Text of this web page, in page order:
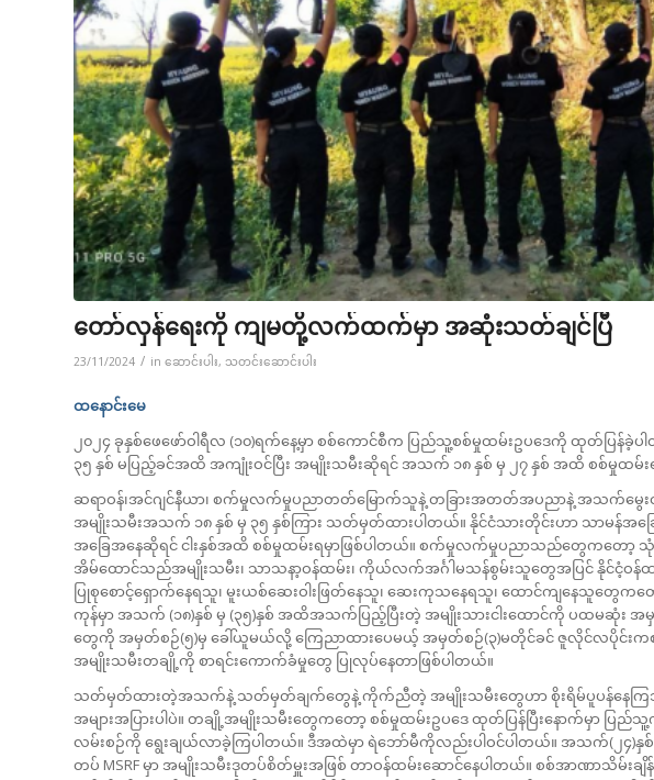
တော်လှန်ရေးကို ကျမတို့လက်ထက်မှာ အဆုံးသတ်ချင်ပြီ
23/11/2024 / in ဆောင်းပါး, သတင်းဆောင်းပါး
ထနောင်းမေ
၂၀၂၄ ခုနှစ်ဖေဖော်ဝါရီလ (၁၀)ရက်နေ့မှာ စစ်ကောင်စီက ပြည်သူ့စစ်မှုထမ်းဥပဒေကို ထုတ်ပြန်ခဲ့
၃၅ နှစ် မပြည့်ခင်အထိ အကျုံးဝင်ပြီး အမျိုးသမီးဆိုရင် အသက် ၁၈ နှစ် မှ ၂၇ နှစ် အထိ စစ်မှု
ဆရာဝန်၊အင်ဂျင်နီယာ၊ စက်မှုလက်မှုပညာတတ်မြောက်သူနဲ့ တခြားအတတ်အပညာနဲ့ အသက်မွေး
အမျိုးသမီးအသက် ၁၈ နှစ် မှ ၃၅ နှစ်ကြား သတ်မှတ်ထားပါတယ်။ နိုင်ငံသားတိုင်းဟာ သာမန်အခြေ
အခြေအနေဆိုရင် ငါးနှစ်အထိ စစ်မှုထမ်းရမှာဖြစ်ပါတယ်။ စက်မှုလက်မှုပညာသည်တွေကတော့ သုံ
အိမ်ထောင်သည်အမျိုးသမီး၊ သာသနာ့ဝန်ထမ်း၊ ကိုယ်လက်အင်္ဂါမသန်စွမ်းသူတွေအပြင် နိုင်ငံ့ဝ
ပြုစုစောင့်ရှောက်နေရသူ၊ မူးယစ်ဆေးဝါးဖြတ်နေသူ၊ ဆေးကုသနေရသူ၊ ထောင်ကျနေသူတွေ
ကုန်မှာ အသက် (၁၈)နှစ် မှ (၃၅)နှစ် အထိအသက်ပြည့်ပြီးတဲ့ အမျိုးသားငါးထောင်ကို ပထမဆုံး
တွေကို အမှတ်စဉ်(၅)မှ ခေါ်ယူမယ်လို့ ကြေညာထားပေမယ့် အမှတ်စဉ်(၃)မတိုင်ခင် ဇူလိုင်လပိုင်းကစပ
အမျိုးသမီးတချို့ကို စာရင်းကောက်ခံမှုတွေ ပြုလုပ်နေတာဖြစ်ပါတယ်။
သတ်မှတ်ထားတဲ့အသက်နဲ့ သတ်မှတ်ချက်တွေနဲ့ ကိုက်ညီတဲ့ အမျိုးသမီးတွေဟာ စိုးရိမ်ပူပန်နေက
အများအပြားပါပဲ။ တချို့အမျိုးသမီးတွေကတော့ စစ်မှုထမ်းဥပဒေ ထုတ်ပြန်ပြီးနောက်မှ
လမ်းစဉ်ကို ရွေးချယ်လာခဲ့ကြပါတယ်။ ဒီအထဲမှာ ရဲဘော်မီကိုလည်းပါဝင်ပါတယ်။ အသက်(၂၄)
တပ် MSRF မှာ အမျိုးသမီးဒုတပ်စိတ်မှူးအဖြစ် တာဝန်ထမ်း‌ဆောင်နေပါတယ်။ စစ်အာဏာသိမ်းခ